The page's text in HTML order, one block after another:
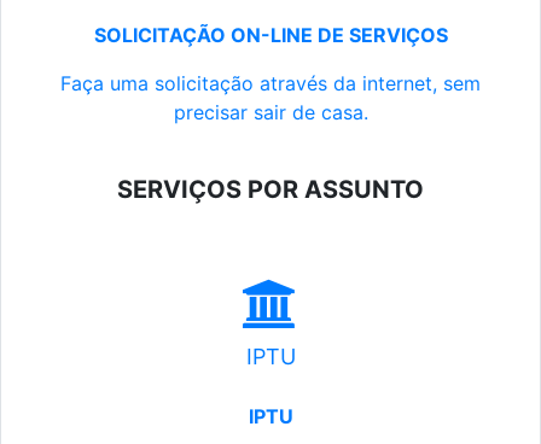
SOLICITAÇÃO ON-LINE DE SERVIÇOS
Faça uma solicitação através da internet, sem
precisar sair de casa.
SERVIÇOS POR ASSUNTO
IPTU
IPTU